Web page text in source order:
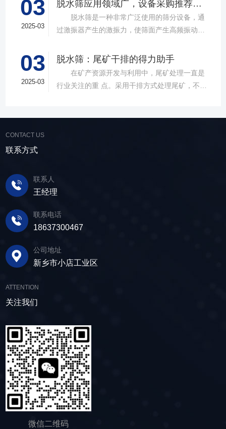
款高质量直线筛设备，以稳定的筛分质量，强大
的处理能力，提供建材砂石物料筛分解决方
队，产品设计时考虑机械结构、动力学特性和操
作便捷性，其生产的直线筛产品使用时，物料在
筛面快速且均匀分布，筛孔不堵塞，筛分效率
质量材料，生产环节层层把控，生产出的振动筛
定作业。另外，该直线筛设备维护保养便捷，只
需要定期检查、清洁、添加润滑油，即可保证振
领未来 追求筛分效率的同时，故道金机械也
积极响应国家环保政策，部分直线筛筛体采用全
建材物料的筛分效率，欢迎随时星空体育·（中
国）官方网站-STARSKY SPORT，故道金机械
将提供高质量的产品，竭诚为您服务！
03
2025-03
脱水筛应用领域广，设备采购推荐选择实力厂家
脱水筛是一种非常广泛使用的筛分设备，通
过激振器产生的激振力，使筛面产生高频振动，
与液体之间的分离。在多个行业中，脱水筛都发
挥着不可或缺的作用。故道金机械带大家一起了
解。 ▲故道金机械单层高频脱水振动筛
筛协助去除多余的水分，以便于尾矿的堆放或再
泥中的水分去除，使其达到后续加工的要
石料厂的水洗砂脱水处理。水洗砂在生产过程中
需要去除表面的泥土和杂质，这时候就需要用脱
水筛，通过脱水筛对物料进行处理，可以确保砂
子的质量符合建筑要求，为建筑工程提供高质量
脱水筛的重要性有了更加清晰地认识，在产品采
购时，也一定要擦亮眼睛。故道金机械深耕振动
筛分行业多年，拥有丰富的生产经验和出色的技
术实力，我们生产的脱水筛产品，品质稳定，生
产效率高，使用维护便利，能够满足不同行业，
不同客户的多样化需求，助力生产提效。
03
2025-03
脱水筛：尾矿干排的得力助手
在矿产资源开发与利用中，尾矿处理一直是
行业关注的重 点。采用干排方式处理尾矿，不仅
使筛面产生高频振动，含水物料进入振动筛后，
体之间的分离。 脱水筛筛板采用模块式设
计，无需螺栓即可安装，维护更换便捷，仅需要
的时间。其筛网具备自清洁功能，可轻松清除粘
附在筛网上的物料，预防筛料堵网。此外，脱水
要求，支持24小时不间断的连续干排作业，提升
生产线脱水效率。 ▲脱水振动筛 脱水筛
适用于金属矿山、非金属矿山以及煤矿等领域的
尾矿处理。通过脱水筛的处理，尾矿的含水量大
大降低，干排效果好，为矿山企业带来了显著的
经济效益和社会效益。脱水筛同样适用于电力、
制糖、制盐、污水厂等领域，助力对细颗粒物料
CONTACT US
联系方式
联系人
王经理
联系电话
18637300467
公司地址
新乡市小店工业区
ATTENTION
关注我们
微信二维码